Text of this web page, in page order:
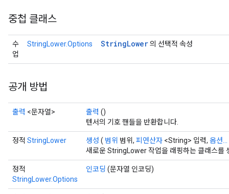
중첩 클래스
수
업
StringLower.Options StringLower의 선택적 속성
공개 방법
출력 <문자열> 출력 ()
텐서의 기호 핸들을 반환합니다.
정적 StringLower 생성 ( 범위 범위, 피연산자 <String> 입력, 옵션...
새로운 StringLower 작업을 래핑하는 클래스를
정적
StringLower.Options
인코딩 (문자열 인코딩)